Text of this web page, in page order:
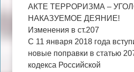
АКТЕ ТЕРРОРИЗМА –
НАКАЗУЕМОЕ ДЕЯНИЕ!
Изменения в ст.207
С 11 января 2018 года
новые поправки в статью
кодекса Российской